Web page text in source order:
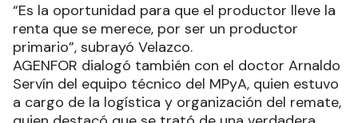
“Es la oportunidad para que el productor lleve la
renta que se merece, por ser un productor
primario”, subrayó Velazco.
AGENFOR dialogó también con el doctor Arnaldo
Servín del equipo técnico del MPyA, quien estuvo
a cargo de la logística y organización del remate,